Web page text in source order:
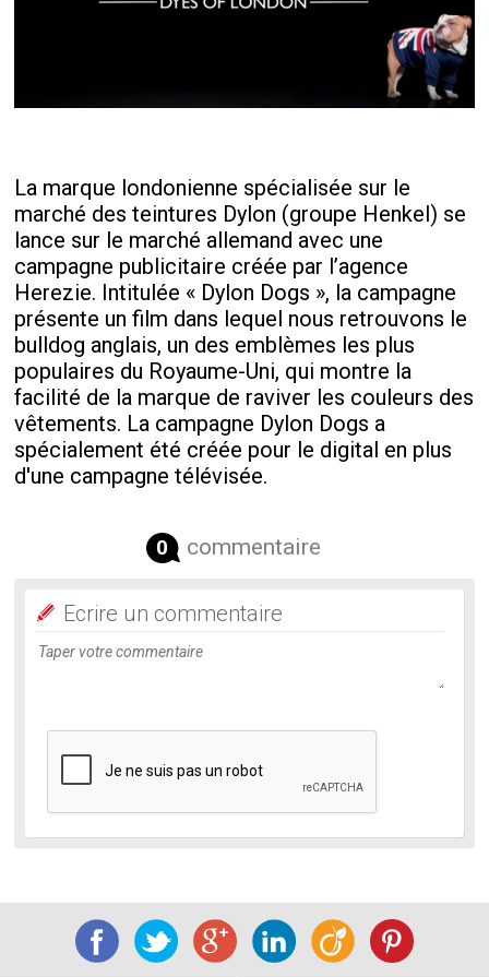
La marque londonienne spécialisée sur le
marché des teintures Dylon (groupe Henkel) se
lance sur le marché allemand avec une
campagne publicitaire créée par l’agence
Herezie. Intitulée « Dylon Dogs », la campagne
présente un film dans lequel nous retrouvons le
bulldog anglais, un des emblèmes les plus
populaires du Royaume-Uni, qui montre la
facilité de la marque de raviver les couleurs des
vêtements. La campagne Dylon Dogs a
spécialement été créée pour le digital en plus
d'une campagne télévisée.
0 commentaire
Ecrire un commentaire